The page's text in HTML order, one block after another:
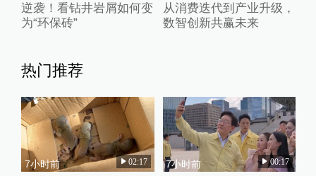
逆袭！看钻井岩屑如何变
为“环保砖”
从消费迭代到产业升级，
数智创新共赢未来
热门推荐
7小时前 02:17 7小时前 00:17